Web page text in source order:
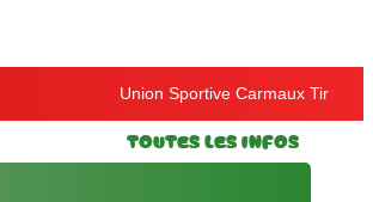
Union Sportive Carmaux Tir
Toutes les Infos